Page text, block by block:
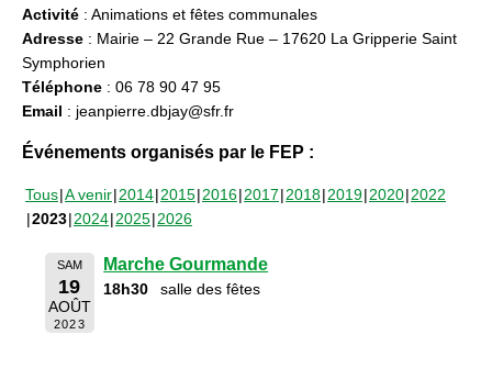
Activité : Animations et fêtes communales
Adresse : Mairie – 22 Grande Rue – 17620 La Gripperie Saint
Symphorien
Téléphone : 06 78 90 47 95
Email : jeanpierre.dbjay@sfr.fr
Événements organisés par le FEP :
Tous A venir 2014 2015 2016 2017 2018 2019 2020 2022
2023 2024 2025 2026
SAM
19
AOÛT
2023
Marche Gourmande
18h30 salle des fêtes